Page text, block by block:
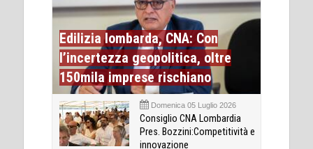
Edilizia lombarda, CNA: Con
l’incertezza geopolitica, oltre
150mila imprese rischiano
Domenica 05 Luglio 2026
Consiglio CNA Lombardia
Pres. Bozzini:Competitività e
innovazione